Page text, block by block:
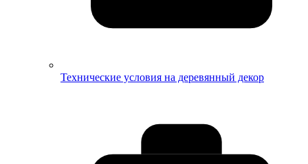
Технические условия на деревянный декор